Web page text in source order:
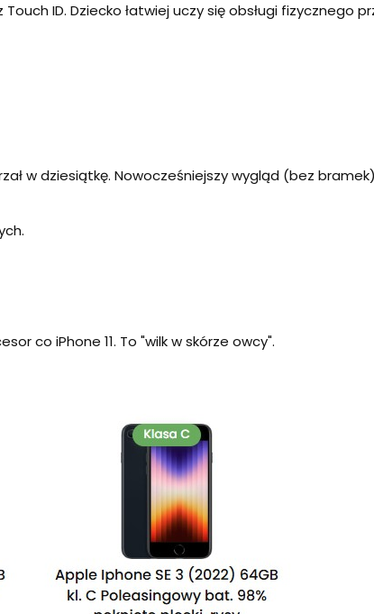
ID. Dziecko łatwiej uczy się obsługi fizycznego
w dziesiątkę. Nowocześniejszy wygląd (bez bramek)
co iPhone 11. To "wilk w skórze owcy".